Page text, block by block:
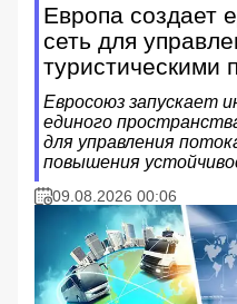
Европа создает
сеть для
туристическими
Евросоюз запускает
единого
для управления
повышения
09.08.2026 00:06